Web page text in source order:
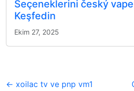
Seçeneklerini český
Keşfedin
Ekim 27, 2025
← xoilac tv ve pnp vm1